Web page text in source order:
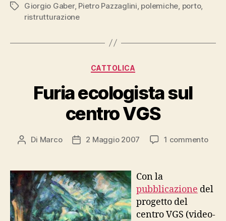
Tag Giorgio Gaber, Pietro Pazzaglini polemiche porto,
ristrutturazione
Categorie
CATTOLICA
Furia ecologista sul
centro VGS
Autore
Di Marco
Data2 Maggio 2007 1 commentosu
VGS
Con la
pubblicazione del
progetto del
centro VGS (video-